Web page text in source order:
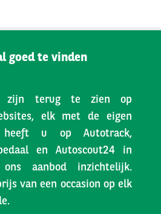
goed te vinden
zijn terug te zien op
elk met de eigen
heeft u op Autotrack,
en Autoscout24 in
aanbod inzichtelijk.
van een occasion op elk